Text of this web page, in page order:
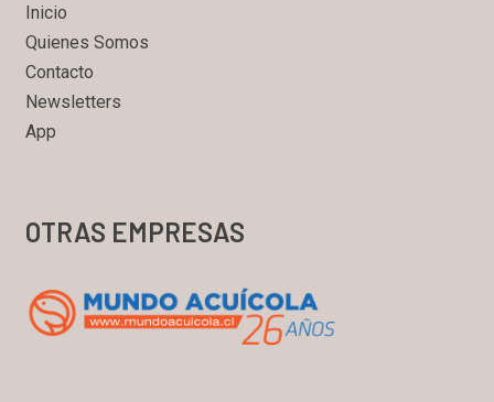
Inicio
Quienes Somos
Contacto
Newsletters
App
OTRAS EMPRESAS